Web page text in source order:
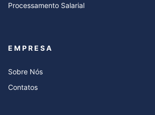
Processamento Salarial
EMPRESA
Sobre Nós
Contatos